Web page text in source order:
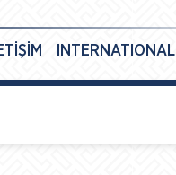
INTERNATIONAL